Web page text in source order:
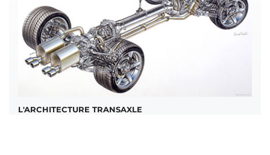
L'ARCHITECTURE TRANSAXLE